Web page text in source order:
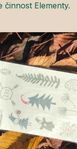
činnost Elementy.